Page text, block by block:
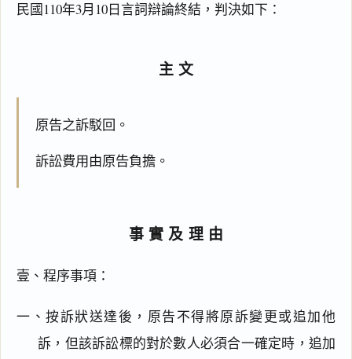
民國110年3月10日言詞辯論終結，判決如下：
主文
原告之訴駁回。
訴訟費用由原告負擔。
事實及理由
壹、程序事項：
一、按訴狀送達後，原告不得將原訴變更或追加他
訴，但該訴訟標的對於數人必須合一確定時，追加